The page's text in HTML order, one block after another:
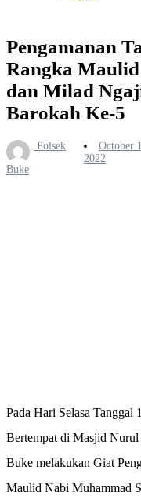
Pengamanan
Rangka
dan Milad
Barokah Ke-5
Polsek
Buke
October
2022
Pada Hari Selasa
Bertempat di Masjid Nurul
Buke melakukan Giat
Maulid Nabi Muhammad